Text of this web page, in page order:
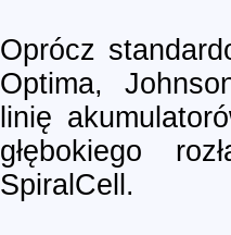
Oprócz
Optima,
linię
głębokiego
SpiralCell.